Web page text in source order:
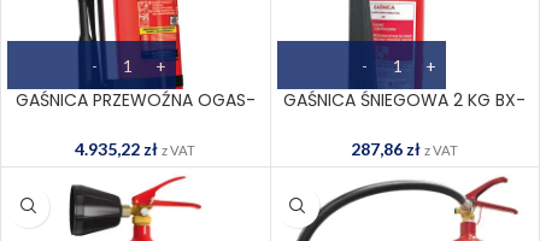
GAŚNICA PRZEWOŹNA OGAS-
4.935,22 zł z VAT
GAŚNICA ŚNIEGOWA 2 KG BX-
287,86 zł z VAT